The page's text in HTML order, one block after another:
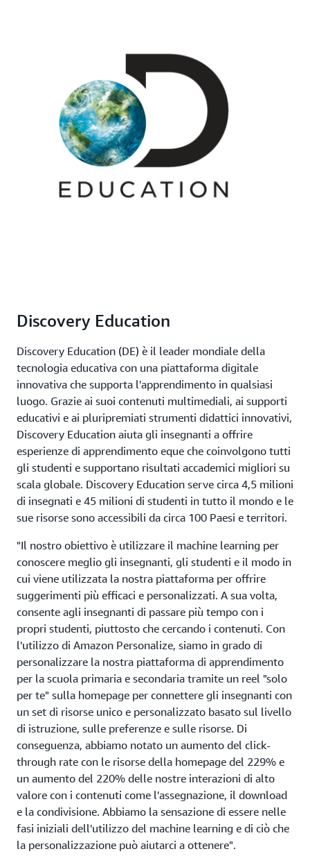
Discovery Education
Discovery Education (DE) è il leader mondiale della
tecnologia educativa con una piattaforma digitale
innovativa che supporta l'apprendimento in qualsiasi
luogo. Grazie ai suoi contenuti multimediali, ai supporti
educativi e ai pluripremiati strumenti didattici innovativi,
Discovery Education aiuta gli insegnanti a offrire
esperienze di apprendimento eque che coinvolgono tutti
gli studenti e supportano risultati accademici migliori su
scala globale. Discovery Education serve circa 4,5 milioni
di insegnati e 45 milioni di studenti in tutto il mondo e le
sue risorse sono accessibili da circa 100 Paesi e territori.
"Il nostro obiettivo è utilizzare il machine learning per
conoscere meglio gli insegnanti, gli studenti e il modo in
cui viene utilizzata la nostra piattaforma per offrire
suggerimenti più efficaci e personalizzati. A sua volta,
consente agli insegnanti di passare più tempo con i
propri studenti, piuttosto che cercando i contenuti. Con
l'utilizzo di Amazon Personalize, siamo in grado di
personalizzare la nostra piattaforma di apprendimento
per la scuola primaria e secondaria tramite un reel "solo
per te" sulla homepage per connettere gli insegnanti con
un set di risorse unico e personalizzato basato sul livello
di istruzione, sulle preferenze e sulle risorse. Di
conseguenza, abbiamo notato un aumento del click-
through rate con le risorse della homepage del 229% e
un aumento del 220% delle nostre interazioni di alto
valore con i contenuti come l'assegnazione, il download
e la condivisione. Abbiamo la sensazione di essere nelle
fasi iniziali dell'utilizzo del machine learning e di ciò che
la personalizzazione può aiutarci a ottenere".